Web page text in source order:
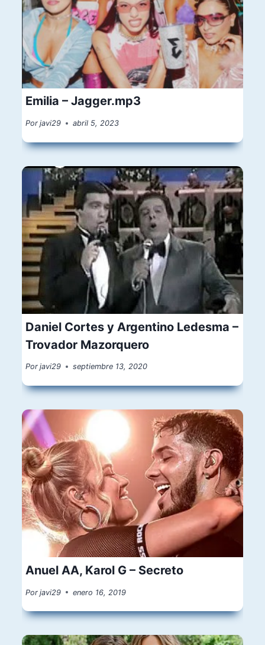
Emilia – Jagger.mp3
Por javi29 abril 5, 2023
Daniel Cortes y Argentino Ledesma –
Trovador Mazorquero
Por javi29 septiembre 13, 2020
Anuel AA, Karol G – Secreto
Por javi29 enero 16, 2019